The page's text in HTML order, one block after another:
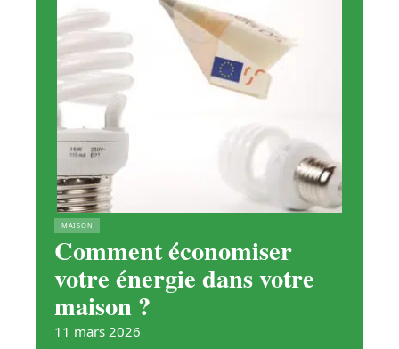
MAISON
Comment économiser
votre énergie dans votre
maison ?
11 mars 2026